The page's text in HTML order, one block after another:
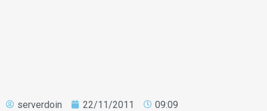
serverdoin 22/11/2011 09:09